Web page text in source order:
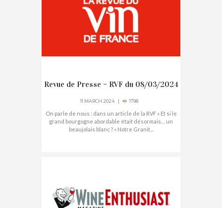
Revue de Presse – RVF du 08/03/2024
11 MARCH 2024 1798
On parle de nous : dans un article de la RVF « Et si le
grand bourgogne abordable était désormais… un
beaujolais blanc ? » Notre Granit...